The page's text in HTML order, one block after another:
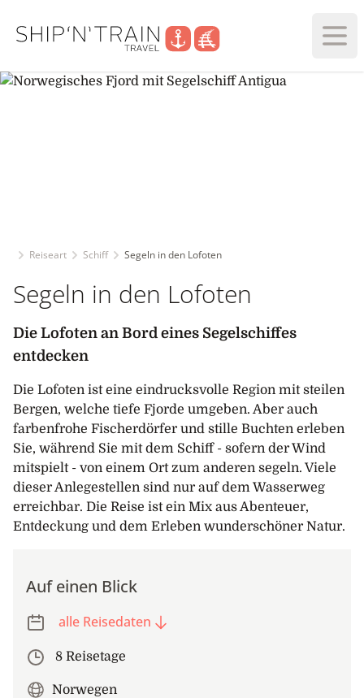
Reiseart Schiff Segeln in den Lofoten
Segeln in den Lofoten
Die Lofoten an Bord eines Segelschiffes
entdecken
Die Lofoten ist eine eindrucksvolle Region mit steilen
Bergen, welche tiefe Fjorde umgeben. Aber auch
farbenfrohe Fischerdörfer und stille Buchten erleben
Sie, während Sie mit dem Schiff - sofern der Wind
mitspielt - von einem Ort zum anderen segeln. Viele
dieser Anlegestellen sind nur auf dem Wasserweg
erreichbar. Die Reise ist ein Mix aus Abenteuer,
Entdeckung und dem Erleben wunderschöner Natur.
Auf einen Blick
alle Reisedaten
8 Reisetage
Norwegen